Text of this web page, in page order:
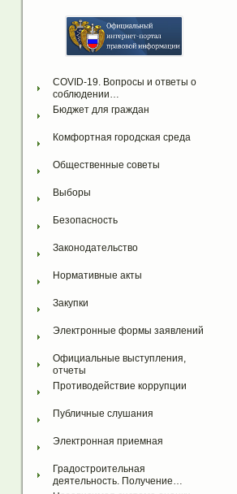
COVID-19. Вопросы и ответы о
соблюдении…
Бюджет для граждан
Комфортная городская среда
Общественные советы
Выборы
Безопасность
Законодательство
Нормативные акты
Закупки
Электронные формы заявлений
Официальные выступления,
отчеты
Противодействие коррупции
Публичные слушания
Электронная приемная
Градостроительная
деятельность. Получение…